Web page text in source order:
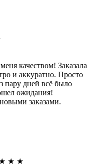
качеством! Заказала
и аккуратно. Просто
пару дней всё было
ожидания!
заказами.
★ ★